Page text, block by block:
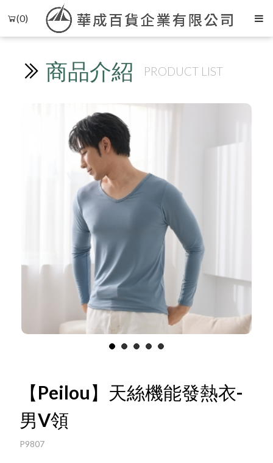
(0)
商品介紹 PRODUCT LIST
1 2 3 4 5
【Peilou】天絲機能發熱衣-
男V領
P9807